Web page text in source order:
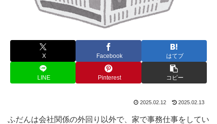
X Facebook はてブ
LINE Pinterest コピー
2025.02.12 2025.02.13
ふだんは会社関係の外回り以外で、家で事務仕事をしてい